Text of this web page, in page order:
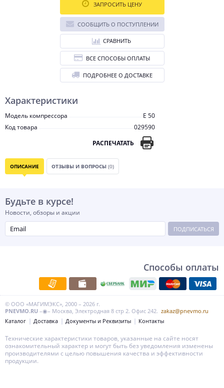
Характеристики
Модель компрессора
E 50
Код товара
029590
РАСПЕЧАТАТЬ
ЗАПРОСИТЬ ЦЕНУ
СООБЩИТЬ О ПОСТУПЛЕНИИ
СРАВНИТЬ
ВСЕ СПОСОБЫ ОПЛАТЫ
ПОДРОБНЕЕ О ДОСТАВКЕ
ОПИСАНИЕ ОТЗЫВЫ И ВОПРОСЫ (0)
Будьте в курсе!
Новости, обзоры и акции
ПОДПИСАТЬСЯ
Способы оплаты
© ООО «МАГИМЭКС», 2000 – 2026 г.
PNEVMO.RU –◉– Москва, Электродная 8 стр 2. Офис 242. zakaz@pnevmo.ru
Каталог
Доставка Документы и Реквизиты Контакты
Технические характеристики товаров, указанные на сайте носят
ознакомительный характер и могут быть без уведомления изменены
производителями с целью повышения качества и эффективности
продукции.